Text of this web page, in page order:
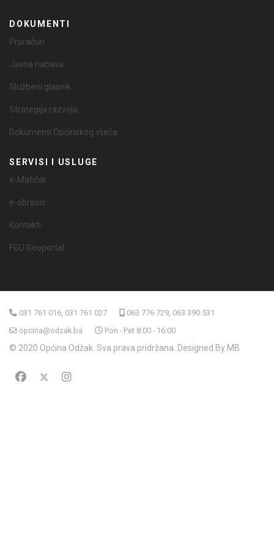
DOKUMENTI
Proračun
Javna nabava
Službeni glasnik
Strategija razvoja
Dokumenti Općinskog vijeća
SERVISI I USLUGE
e-Matičar
e-obrasci
Kontakti
FGU Geoportal
031 761 016, 031 761 027
063 776 729, 063 390 531
opcina@odzak.ba
Pon - Pet 8:00 - 16:00
© 2020 Općina Odžak. Sva prava pridržana. Designed By MB